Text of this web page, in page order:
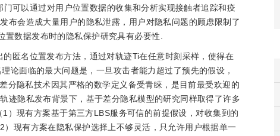
门可以通过对用户位置数据的收集和分析实现接触者追踪和疫
布会造成大量用户的隐私泄露，用户对隐私问题的顾虑限制了
数据发布时的隐私保护研究具有必要性.
的匿名位置发布方法，通过对轨迹Ti在任意时刻采样，使得在
论面临的最大问题是，一旦攻击者能力超过了预先的假设，
分隐私技术因其严格的数学定义备受青睐，是目前最受欢迎的
轨迹隐私发布背景下，基于差分隐私模型的研究同样取得了许多
）现有方案基于第三方LBS服务可信的前提假设，对收集到的
现有方案在隐私保护选择上不够灵活，只允许用户根据单一